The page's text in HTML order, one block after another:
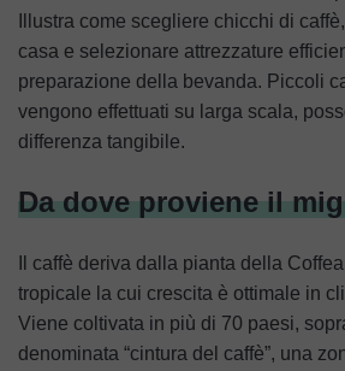
Illustra come scegliere chicchi di
casa e selezionare attrezzature
preparazione della bevanda. Piccoli
vengono effettuati su larga scala,
differenza tangibile.
Da dove proviene il
Il caffè deriva dalla pianta della
tropicale la cui crescita è ottimale in
Viene coltivata in più di 70 paesi,
denominata “cintura del caffè”, una